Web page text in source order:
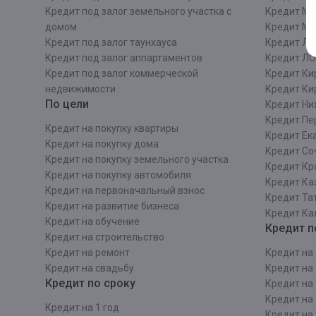
Кредит под залог земельного участка с
домом
Кредит под залог таунхауса
Кредит под залог аппартаментов
Кредит под залог коммерческой
недвижимости
По цели
Кредит на покупку квартиры
Кредит на покупку дома
Кредит на покупку земельного участка
Кредит на покупку автомобиля
Кредит на первоначальный взнос
Кредит на развитие бизнеса
Кредит на обучение
Кредит на строительcтво
Кредит на ремонт
Кредит на свадьбу
Кредит по сроку
Кредит на 1 год
Кредит
Кредит МО
Кредит
Кредит ЛО
Кредит
Кредит
Кредит
Кредит
Кредит
Кредит
Кредит
Кредит
Кредит
Кредит
Кредит
Кредит на
Кредит на
Кредит на
Кредит на